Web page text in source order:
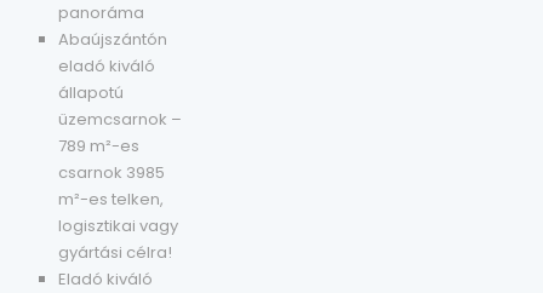
panoráma
Abaújszántón
eladó kiváló
állapotú
üzemcsarnok –
789 m²-es
csarnok 3985
m²-es telken,
logisztikai vagy
gyártási célra!
Eladó kiváló